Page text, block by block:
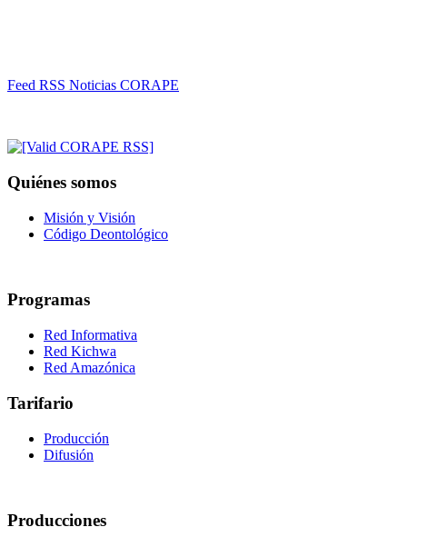
Feed RSS Noticias CORAPE
Quiénes somos
Misión y Visión
Código Deontológico
Programas
Red Informativa
Red Kichwa
Red Amazónica
Tarifario
Producción
Difusión
Producciones